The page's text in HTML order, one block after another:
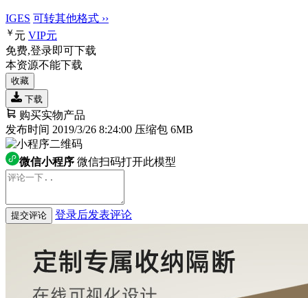
IGES 可转其他格式 ››
￥ 元 VIP元
免费,登录即可下载
本资源不能下载
收藏
下载
购买实物产品
发布时间 2019/3/26 8:24:00 压缩包 6MB
微信小程序 微信扫码打开此模型
提交评论 登录后发表评论